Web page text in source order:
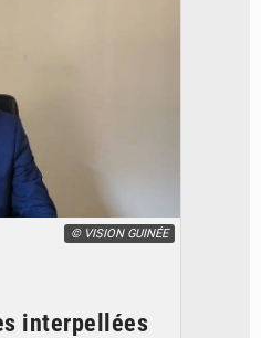
© VISION GUINÉE
interpellées